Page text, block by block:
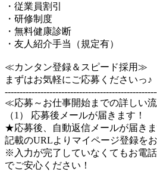
・従業員割引
・研修制度
・無料健康診断
・友人紹介手当（規定有）
≪カンタン登録＆スピード採用≫
まずはお気軽にご応募くださいっ♪
≪応募～お仕事開始までの詳しい
（1） 応募後メールが届きます！
★応募後、自動返信メールが届きま
記載のURLよりマイページ登録を
※入力が完了していなくてもお電
でご安心ください！